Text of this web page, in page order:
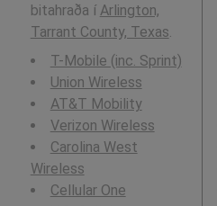
bitahraða í Arlington,
Tarrant County, Texas.
T-Mobile (inc. Sprint)
Union Wireless
AT&T Mobility
Verizon Wireless
Carolina West
Wireless
Cellular One